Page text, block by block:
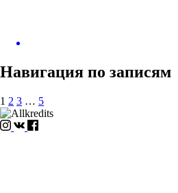
Навигация по записям
1 2 3 … 5